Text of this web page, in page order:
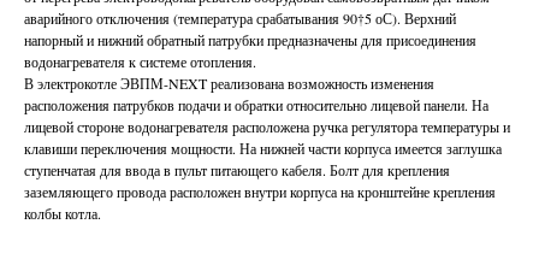
аварийного отключения (температура срабатывания 90†5 оС). Верхний
напорный и нижний обратный патрубки предназначены для присоединения
водонагревателя к системе отопления.
В электрокотле ЭВПМ-NEXT реализована возможность изменения
расположения патрубков подачи и обратки относительно лицевой панели. На
лицевой стороне водонагревателя расположена ручка регулятора температуры и
клавиши переключения мощности. На нижней части корпуса имеется заглушка
ступенчатая для ввода в пульт питающего кабеля. Болт для крепления
заземляющего провода расположен внутри корпуса на кронштейне крепления
колбы котла.